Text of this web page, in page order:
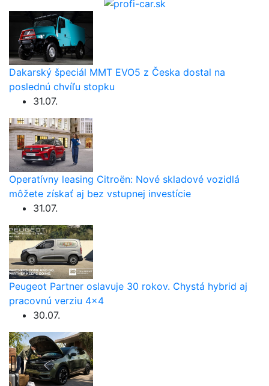
Dakarský špeciál MMT EVO5 z Česka dostal na
poslednú chvíľu stopku
31.07.
Operatívny leasing Citroën: Nové skladové vozidlá
môžete získať aj bez vstupnej investície
31.07.
Peugeot Partner oslavuje 30 rokov. Chystá hybrid aj
pracovnú verziu 4×4
30.07.